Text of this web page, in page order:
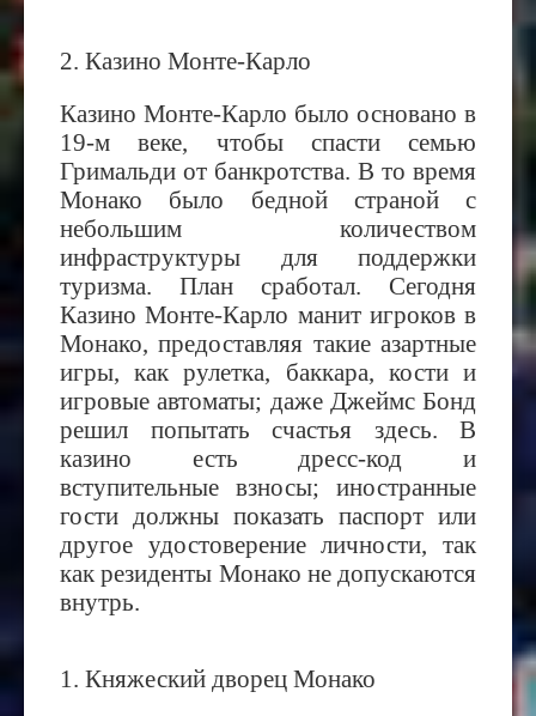
2. Казино Монте-Карло
Казино Монте-Карло было основано в
19-м веке, чтобы спасти семью
Гримальди от банкротства. В то время
Монако было бедной страной с
небольшим количеством
инфраструктуры для поддержки
туризма. План сработал. Сегодня
Казино Монте-Карло манит игроков в
Монако, предоставляя такие азартные
игры, как рулетка, баккара, кости и
игровые автоматы; даже Джеймс Бонд
решил попытать счастья здесь. В
казино есть дресс-код и
вступительные взносы; иностранные
гости должны показать паспорт или
другое удостоверение личности, так
как резиденты Монако не допускаются
внутрь.
1. Княжеский дворец Монако